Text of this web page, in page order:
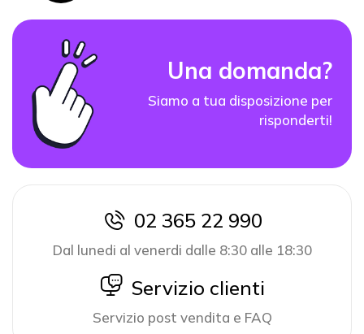
Una domanda?
Siamo a tua disposizione per
risponderti!
icon
02 365 22 990
Dal lunedi al venerdi dalle 8:30 alle 18:30
icon
Servizio clienti
Servizio post vendita e FAQ